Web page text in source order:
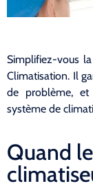
Simplifiez-vous
Climatisation. Il
de problème, et
système de
Quand